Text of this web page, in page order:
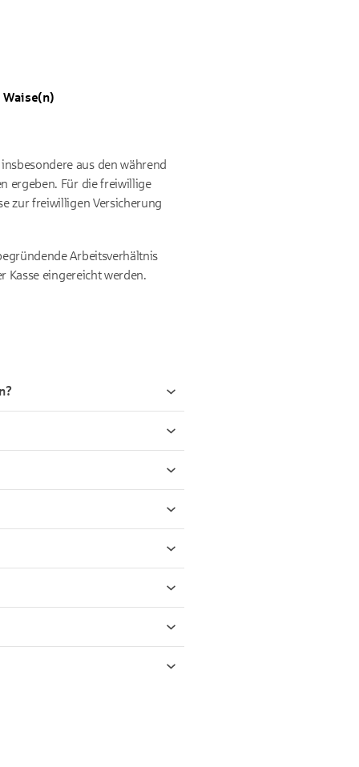
aus den während
ergeben. Für die freiwillige
zur freiwilligen Versicherung
Arbeitsverhältnis
Kasse eingereicht werden.